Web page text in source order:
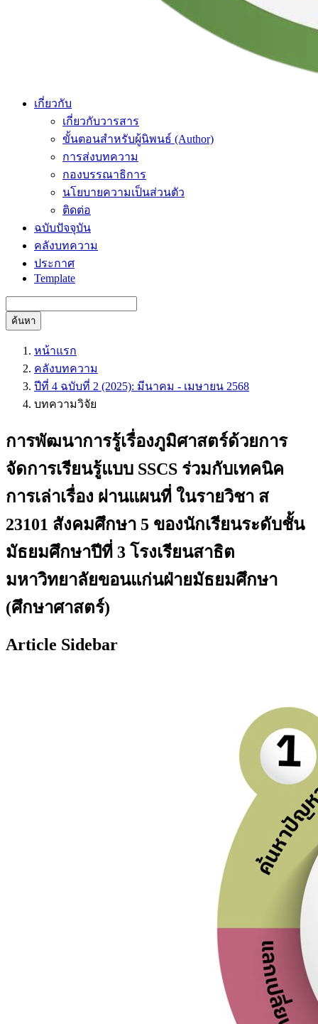
เกี่ยวกับ
เกี่ยวกับวารสาร
ขั้นตอนสำหรับผู้นิพนธ์ (Author)
การส่งบทความ
กองบรรณาธิการ
นโยบายความเป็นส่วนตัว
ติดต่อ
ฉบับปัจจุบัน
คลังบทความ
ประกาศ
Template
ค้นหา
หน้าแรก
คลังบทความ
ปีที่ 4 ฉบับที่ 2 (2025): มีนาคม - เมษายน 2568
บทความวิจัย
การพัฒนาการรู้เรื่องภูมิศาสตร์ด้วยการ
จัดการเรียนรู้แบบ SSCS ร่วมกับเทคนิค
การเล่าเรื่อง ผ่านแผนที่ ในรายวิชา ส
23101 สังคมศึกษา 5 ของนักเรียนระดับชั้น
มัธยมศึกษาปีที่ 3 โรงเรียนสาธิต
มหาวิทยาลัยขอนแก่นฝ่ายมัธยมศึกษา
(ศึกษาศาสตร์)
Article Sidebar